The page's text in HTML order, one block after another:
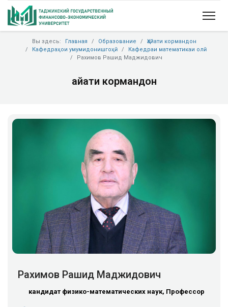
Вы здесь: Главная Образование
Ҳайати кормандон
Кафедраҳои умумидонишгоҳӣ
Кафедраи математикаи олӣ
Рахимов Рашид Маджидович
Ҳайати кормандон
Рахимов Рашид Маджидович
кандидат физико-математических наук, Профессор